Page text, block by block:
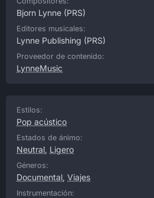
Bjorn Lynne (PRS)
Editores musicales:
Lynne Publishing (PRS)
Proveedor de contenido:
LynneMusic
Estilos:
Pop acústico
Estados de ánimo:
Neutral, Ligero
Géneros:
Documental, Viajes
Instrumentación: